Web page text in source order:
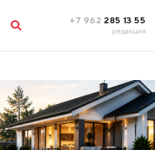
+7 962 285 13 55
редакция